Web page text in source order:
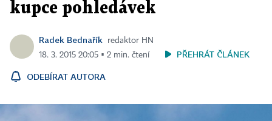
kupce pohledávek
Radek Bednařík
redaktor HN
18. 3. 2015 20:05 ▪ 2 min. čtení
PŘEHRÁT ČLÁNEK
ODEBÍRAT AUTORA